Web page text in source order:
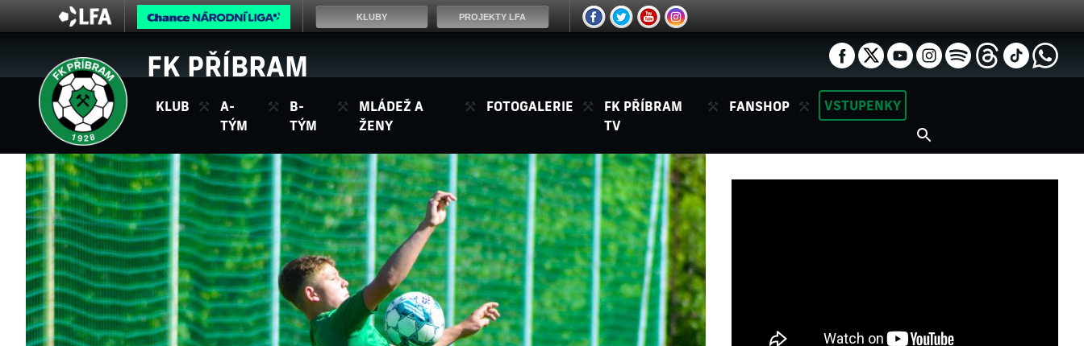
FK PŘÍBRAM
KLUB
A-
TÝM
B-
TÝM
MLÁDEŽ A
ŽENY
FOTOGALERIE
FK PŘÍBRAM
TV
FANSHOP VSTUPENKY
KLUBY PROJEKTY LFA